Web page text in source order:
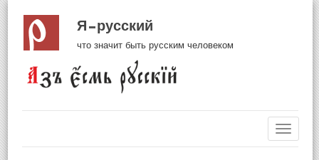
Я русский
что значит быть русским человеком